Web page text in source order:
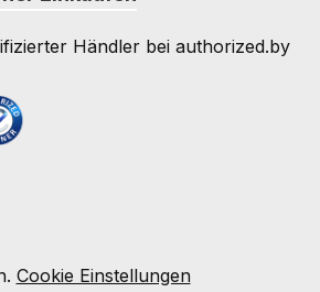
Händler bei authorized.by
Cookie Einstellungen